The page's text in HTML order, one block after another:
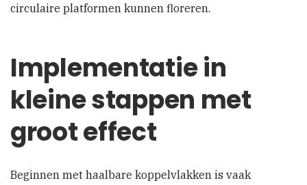
circulaire platformen kunnen floreren.
Implementatie in
kleine stappen met
groot effect
Beginnen met haalbare koppelvlakken is vaak